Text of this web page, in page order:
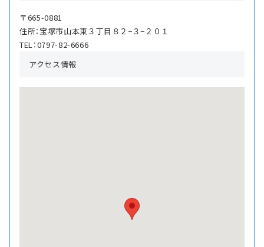
〒665-0881
住所：宝塚市山本東３丁目８２−３−２０１
TEL：0797-82-6666
アクセス情報